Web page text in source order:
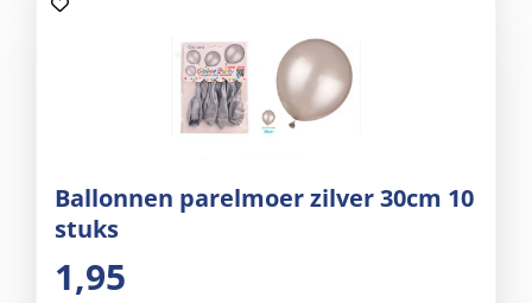
Ballonnen parelmoer zilver 30cm 10
stuks
1,95